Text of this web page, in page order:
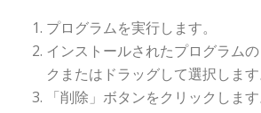
プログラムを実行します。
インストールされたプログラム
クまたはドラッグして選択します
「削除」ボタンをクリックします